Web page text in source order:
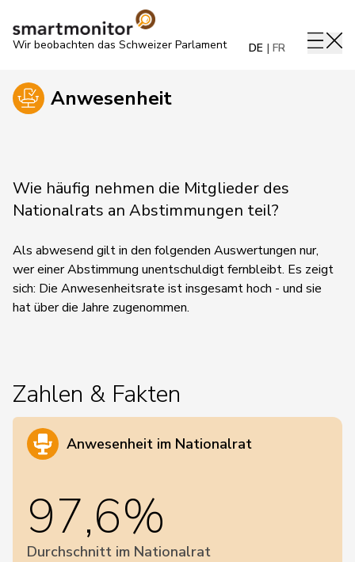
Wir beobachten das Schweizer Parlament DE FR
Anwesenheit
Wie häufig nehmen die Mitglieder des
Nationalrats an Abstimmungen teil?
Als abwesend gilt in den folgenden Auswertungen nur,
wer einer Abstimmung unentschuldigt fernbleibt. Es zeigt
sich: Die Anwesenheitsrate ist insgesamt hoch - und sie
hat über die Jahre zugenommen.
Zahlen & Fakten
Anwesenheit im Nationalrat
97,6%
Durchschnitt im Nationalrat